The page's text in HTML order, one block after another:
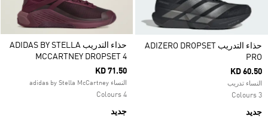
حذاء التدريب ADIZERO DROPSET
PRO
KD 60.50
النساء تدريب
3 Colours
جديد
حذاء التدريب ADIDAS BY STELLA
MCCARTNEY DROPSET 4
KD 71.50
النساء adidas by Stella McCartney
4 Colours
جديد